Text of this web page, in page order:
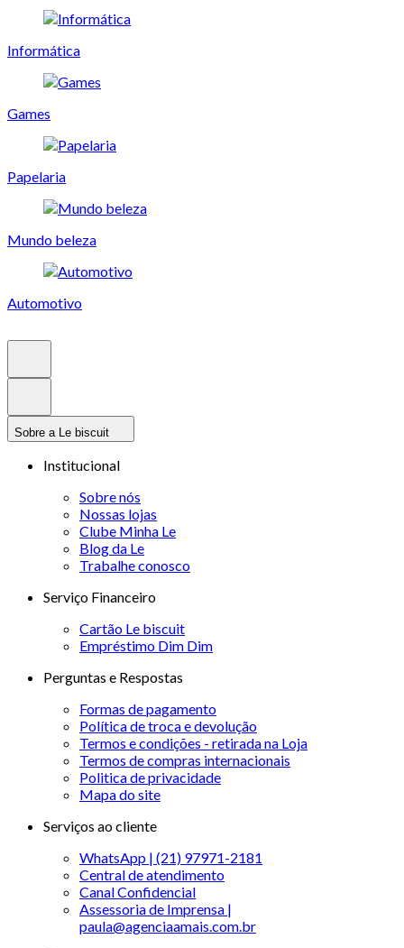
Informática
Games
Papelaria
Mundo beleza
Automotivo
Sobre a Le biscuit
Institucional
Sobre nós
Nossas lojas
Clube Minha Le
Blog da Le
Trabalhe conosco
Serviço Financeiro
Cartão Le biscuit
Empréstimo Dim Dim
Perguntas e Respostas
Formas de pagamento
Política de troca e devolução
Termos e condições - retirada na Loja
Termos de compras internacionais
Politica de privacidade
Mapa do site
Serviços ao cliente
WhatsApp | (21) 97971-2181
Central de atendimento
Canal Confidencial
Assessoria de Imprensa |
paula@agenciaamais.com.br